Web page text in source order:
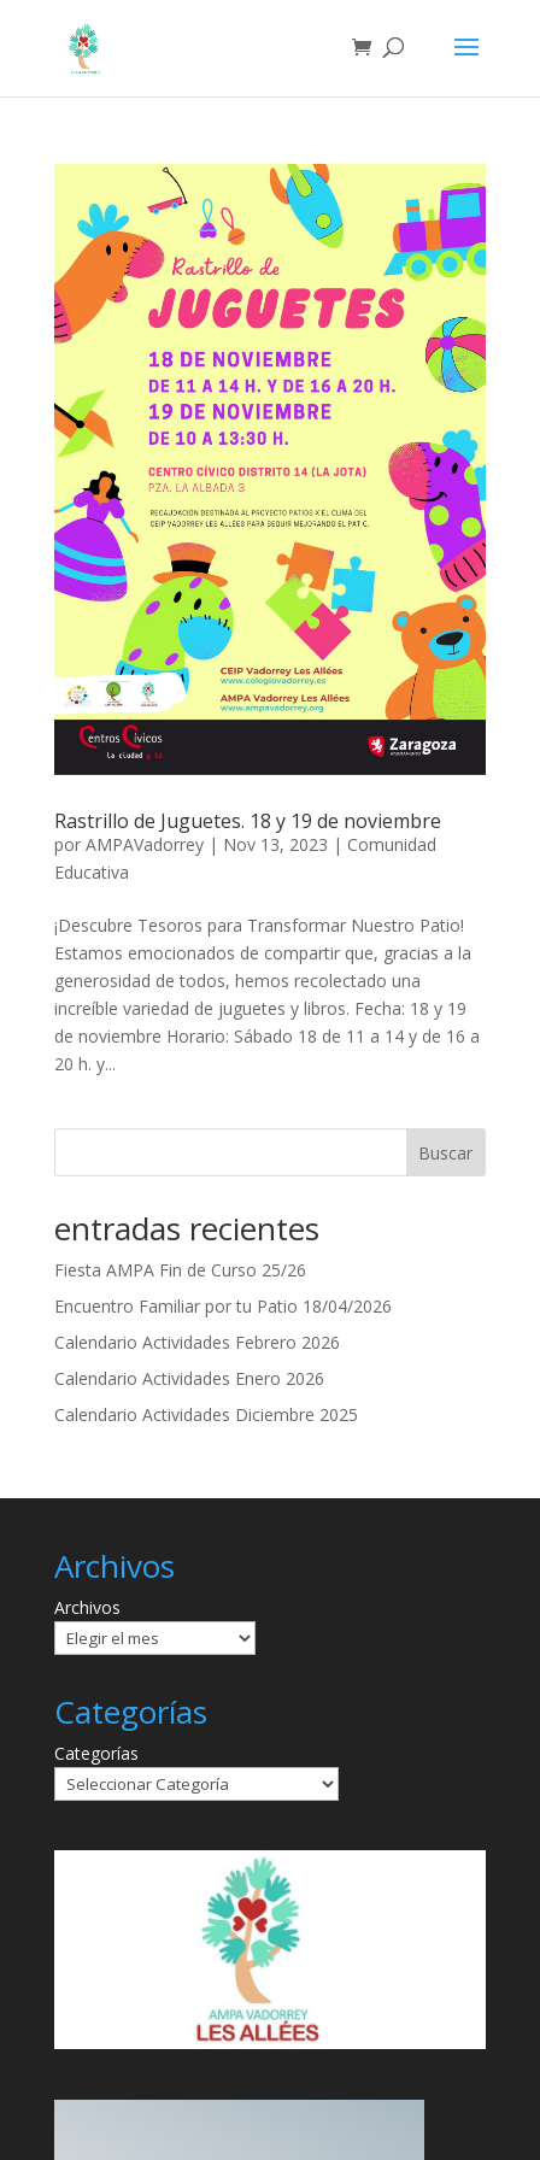
Rastrillo de Juguetes. 18 y 19 de noviembre
por AMPAVadorrey| Nov 13, 2023 | Comunidad
Educativa
¡Descubre Tesoros para Transformar Nuestro Patio!
Estamos emocionados de compartir que, gracias a la
generosidad de todos, hemos recolectado una
increíble variedad de juguetes y libros. Fecha: 18 y 19
de noviembre Horario: Sábado 18 de 11 a 14 y de 16 a
20 h. y...
Buscar
entradas recientes
Fiesta AMPA Fin de Curso 25/26
Encuentro Familiar por tu Patio 18/04/2026
Calendario Actividades Febrero 2026
Calendario Actividades Enero 2026
Calendario Actividades Diciembre 2025
Archivos
Archivos
Categorías
Categorías